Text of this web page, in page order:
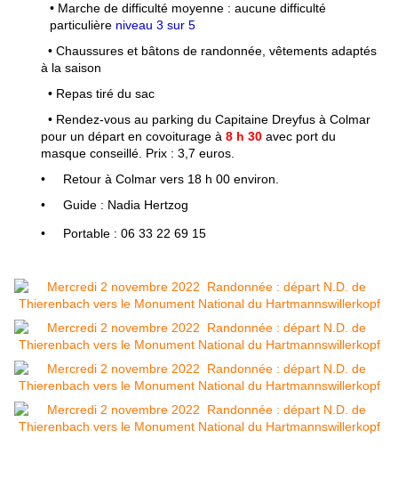
• Marche de difficulté moyenne : aucune difficulté
particulière niveau 3 sur 5
• Chaussures et bâtons de randonnée, vêtements adaptés
à la saison
• Repas tiré du sac
• Rendez-vous au parking du Capitaine Dreyfus à Colmar
pour un départ en covoiturage à 8 h 30 avec port du
masque conseillé. Prix : 3,7 euros.
• Retour à Colmar vers 18 h 00 environ.
• Guide : Nadia Hertzog
• Portable : 06 33 22 69 15